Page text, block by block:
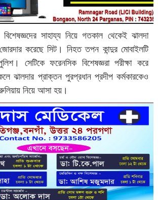
সাহায্য নিয়ে গতকাল থেকেই ঝালদা
করেছে সিট। নিহত তপন কান্দুর মোবাইলটি
সেটিকে ফরেনসিক বিশেষজ্ঞরা পরীক্ষা করে
ঝালদার প্রাক্তন পুরপ্রধান প্রদীপ কর্মকারকেও
নিয়ে আসা হয়।